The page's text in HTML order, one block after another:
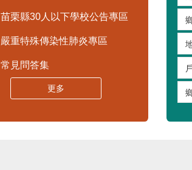
苗栗縣30人以下學校公告專區
嚴重特殊傳染性肺炎專區
常見問答集
更多